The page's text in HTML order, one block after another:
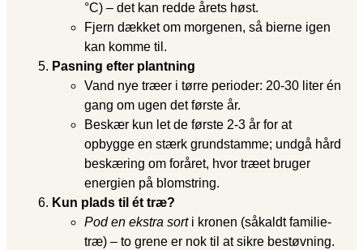
°C) – det kan redde årets høst.
Fjern dækket om morgenen, så bierne igen
kan komme til.
Pasning efter plantning
Vand nye træer i tørre perioder: 20-30 liter én
gang om ugen det første år.
Beskær kun let de første 2-3 år for at
opbygge en stærk grundstamme; undgå hård
beskæring om foråret, hvor træet bruger
energien på blomstring.
Kun plads til ét træ?
Pod en ekstra sorti kronen (såkaldt familie­
træ) – to grene er nok til at sikre bestøvning.